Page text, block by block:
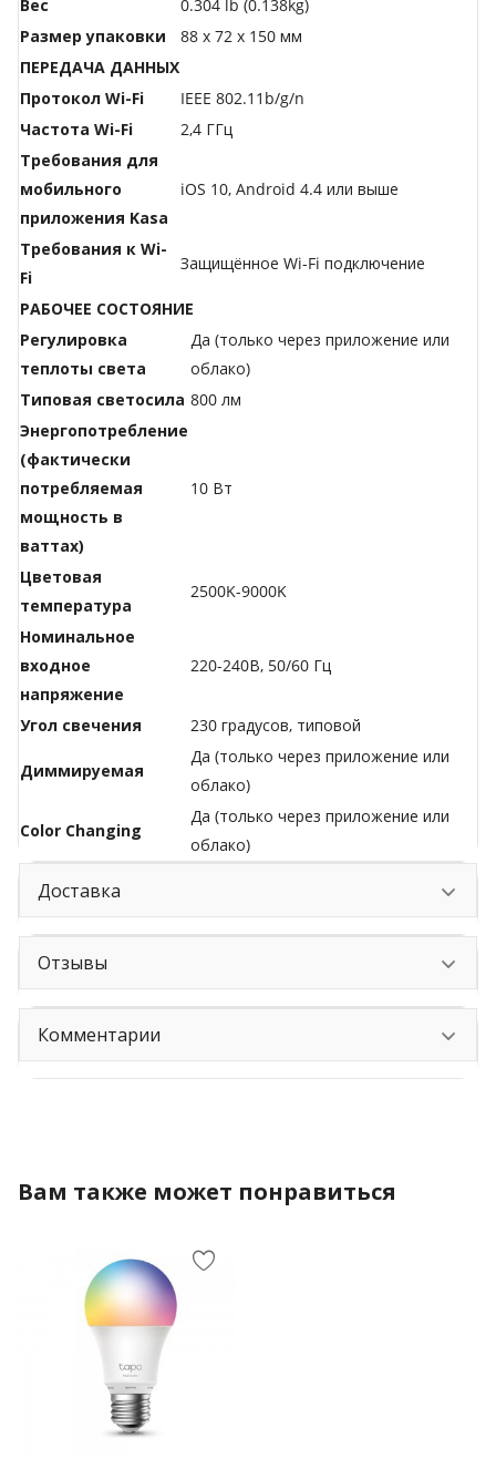
Вес
0.304 lb (0.138kg)
Размер упаковки
88 x 72 x 150 мм
ПЕРЕДАЧА ДАННЫХ
Протокол Wi-Fi
IEEE 802.11b/g/n
Частота Wi-Fi
2,4 ГГц
Требования для
мобильного
приложения Kasa
iOS 10, Android 4.4 или выше
Требования к Wi-
Fi
Защищённое Wi-Fi подключение
РАБОЧЕЕ СОСТОЯНИЕ
Регулировка
теплоты света
Да (только через приложение или
облако)
Типовая светосила 800 лм
Энергопотребление
(фактически
потребляемая
мощность в
ваттах)
10 Вт
Цветовая
температура
2500K-9000K
Номинальное
входное
напряжение
220-240В, 50/60 Гц
Угол свечения 230 градусов, типовой
Диммируемая
Да (только через приложение или
облако)
Color Changing
Да (только через приложение или
облако)
Доставка
Отзывы
Комментарии
Вам также может понравиться